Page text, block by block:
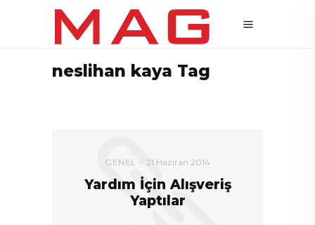
neslihan kaya Tag
GENEL 21 Haziran 2014
Yardım İçin Alışveriş
Yaptılar